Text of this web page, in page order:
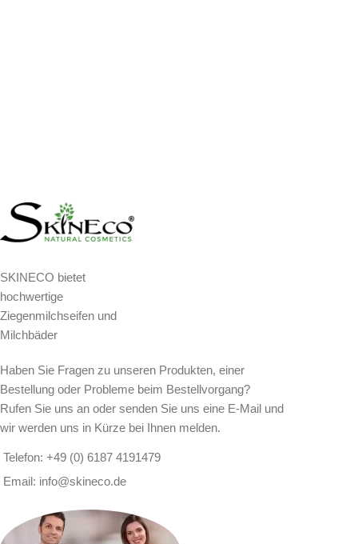
SKINECO bietet
hochwertige
Ziegenmilchseifen und
Milchbäder
Haben Sie Fragen zu unseren Produkten, einer
Bestellung oder Probleme beim Bestellvorgang?
Rufen Sie uns an oder senden Sie uns eine E-Mail und
wir werden uns in Kürze bei Ihnen melden.
Telefon: +49 (0) 6187 4191479
Email: info@skineco.de